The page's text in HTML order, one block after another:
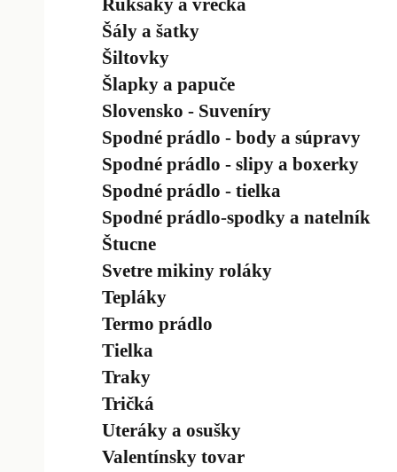
Ruksaky a vrecká
Šály a šatky
Šiltovky
Šlapky a papuče
Slovensko - Suveníry
Spodné prádlo - body a súpravy
Spodné prádlo - slipy a boxerky
Spodné prádlo - tielka
Spodné prádlo-spodky a natelník
Štucne
Svetre mikiny roláky
Tepláky
Termo prádlo
Tielka
Traky
Tričká
Uteráky a osušky
Valentínsky tovar